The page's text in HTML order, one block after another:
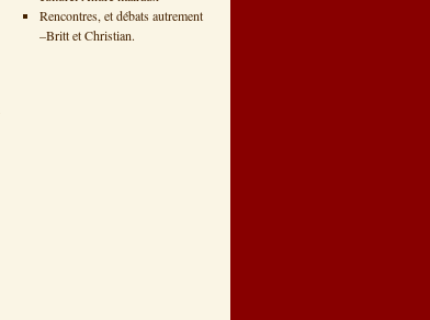
Rencontres, et débats autrement
–Britt et Christian.